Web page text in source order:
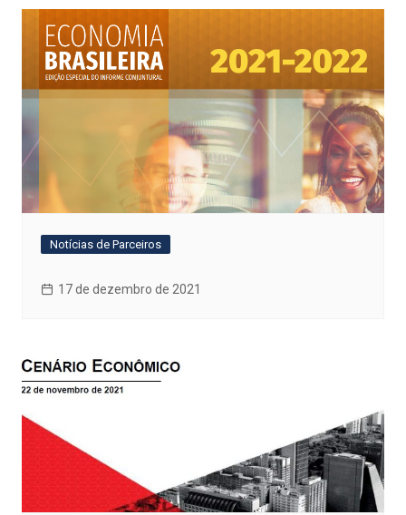
Notícias de Parceiros
17 de dezembro de 2021